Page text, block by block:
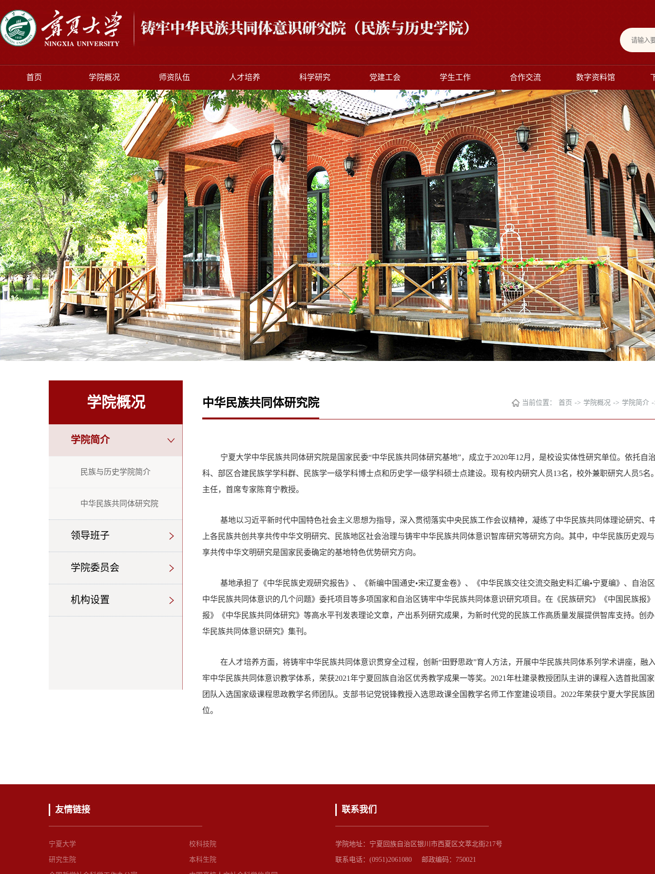
首页 学院概况 师资队伍 人才培养 科学研究 党建工会 学生工作 合作交流 数字资料馆
学院概况
学院简介
民族与历史学院简介
中华民族共同体研究院
领导班子
学院委员会
机构设置
中华民族共同体研究院 当前位置： 首页 -> 学院概况 -> 学院简介 -
宁夏大学中华民族共同体研究院是国家民委“中华民族共同体研究基地”，成立于2020年12月，是校设实体性研究单位。依托自
科、部区合建民族学学科群、民族学一级学科博士点和历史学一级学科硕士点建设。现有校内研究人员13名，校外兼职研究人员5名
主任，首席专家陈育宁教授。
基地以习近平新时代中国特色社会主义思想为指导，深入贯彻落实中央民族工作会议精神，凝练了中华民族共同体理论研究、
上各民族共创共享共传中华文明研究、民族地区社会治理与铸牢中华民族共同体意识智库研究等研究方向。其中，中华民族历史观
享共传中华文明研究是国家民委确定的基地特色优势研究方向。
基地承担了《中华民族史观研究报告》、《新编中国通史•宋辽夏金卷》、《中华民族交往交流交融史料汇编•宁夏编》、自治
中华民族共同体意识的几个问题》委托项目等多项国家和自治区铸牢中华民族共同体意识研究项目。在《民族研究》《中国民族报
报》《中华民族共同体研究》等高水平刊发表理论文章，产出系列研究成果，为新时代党的民族工作高质量发展提供智库支持。创
华民族共同体意识研究》集刊。
在人才培养方面，将铸牢中华民族共同体意识贯穿全过程，创新“田野思政”育人方法，开展中华民族共同体系列学术讲座，融
牢中华民族共同体意识教学体系，荣获2021年宁夏回族自治区优秀教学成果一等奖。2021年杜建录教授团队主讲的课程入选首批国
团队入选国家级课程思政教学名师团队。支部书记党锐锋教授入选思政课全国教学名师工作室建设项目。2022年荣获宁夏大学民族
位。
友情链接
宁夏大学 校科技院
研究生院 本科生院
联系我们
学院地址：宁夏回族自治区银川市西夏区文萃北街217号
联系电话：(0951)2061080 邮政编码：750021